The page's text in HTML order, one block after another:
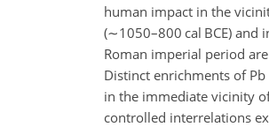
human impact in the
(∼1050–800 cal BCE) and
Roman imperial period
Distinct enrichments of
in the immediate vicinity
controlled interrelations